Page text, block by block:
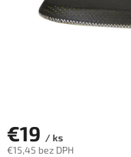
€19 / ks
€15,45 bez DPH